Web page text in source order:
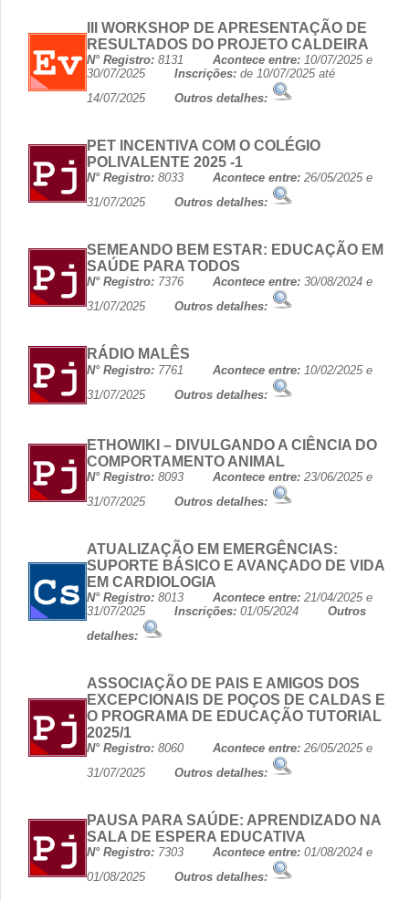
III WORKSHOP DE APRESENTAÇÃO DE
RESULTADOS DO PROJETO CALDEIRA
N° Registro: 8131 Acontece entre: 10/07/2025 e
30/07/2025 Inscrições: de 10/07/2025 até
14/07/2025 Outros detalhes:
PET INCENTIVA COM O COLÉGIO
POLIVALENTE 2025 -1
N° Registro: 8033 Acontece entre: 26/05/2025 e
31/07/2025 Outros detalhes:
SEMEANDO BEM ESTAR: EDUCAÇÃO EM
SAÚDE PARA TODOS
N° Registro: 7376 Acontece entre: 30/08/2024 e
31/07/2025 Outros detalhes:
RÁDIO MALÊS
N° Registro: 7761 Acontece entre: 10/02/2025 e
31/07/2025 Outros detalhes:
ETHOWIKI – DIVULGANDO A CIÊNCIA DO
COMPORTAMENTO ANIMAL
N° Registro: 8093 Acontece entre: 23/06/2025 e
31/07/2025 Outros detalhes:
ATUALIZAÇÃO EM EMERGÊNCIAS:
SUPORTE BÁSICO E AVANÇADO DE VIDA
EM CARDIOLOGIA
N° Registro: 8013 Acontece entre: 21/04/2025 e
31/07/2025 Inscrições: 01/05/2024 Outros
detalhes:
ASSOCIAÇÃO DE PAIS E AMIGOS DOS
EXCEPCIONAIS DE POÇOS DE CALDAS E
O PROGRAMA DE EDUCAÇÃO TUTORIAL
2025/1
N° Registro: 8060 Acontece entre: 26/05/2025 e
31/07/2025 Outros detalhes:
PAUSA PARA SAÚDE: APRENDIZADO NA
SALA DE ESPERA EDUCATIVA
N° Registro: 7303 Acontece entre: 01/08/2024 e
01/08/2025 Outros detalhes: